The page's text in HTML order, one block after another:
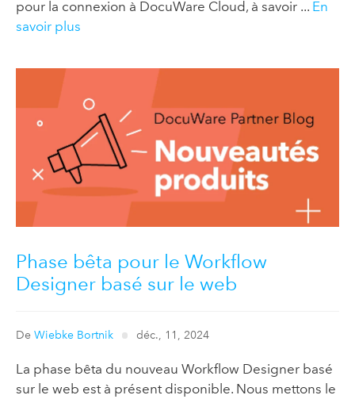
pour la connexion à DocuWare Cloud, à savoir ... En
savoir plus
Phase bêta pour le Workflow
Designer basé sur le web
De Wiebke Bortnik déc., 11, 2024
La phase bêta du nouveau Workflow Designer basé
sur le web est à présent disponible. Nous mettons le